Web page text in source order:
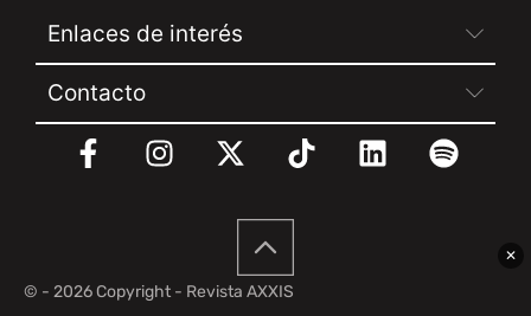
✕
Enlaces de interés
Contacto
© - 2026 Copyright - Revista AXXIS